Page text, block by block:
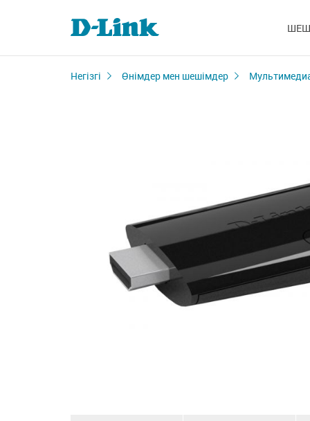
Негізгі Өнімдер мен шешімдер